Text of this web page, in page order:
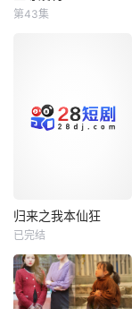
第43集
归来之我本仙狂
归来之我本仙狂
已完结